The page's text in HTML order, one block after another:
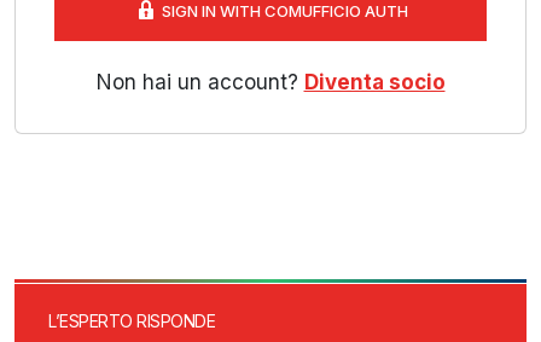
SIGN IN WITH COMUFFICIO AUTH
Non hai un account? Diventa socio
L’ESPERTO RISPONDE